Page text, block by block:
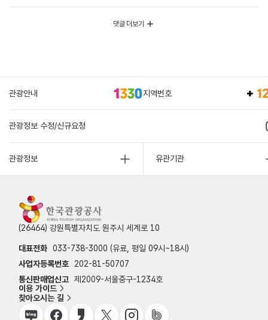
댓글 더보기
관광안내 지역번호
관광정보 수정/신규요청
관광정보 유관기관
(26464) 강원특별자치도 원주시 세계로 10
대표전화 033-738-3000 (유료, 평일 09시~18시)
사업자등록번호
202-81-50707
통신판매업신고 제2009-서울중구-1234호
이용 가이드
찾아오시는 길